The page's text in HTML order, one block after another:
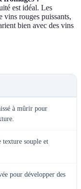
est idéal. Les
vins rouges puissants,
bien avec des vins
à mûrir pour
texture souple et
pour développer des